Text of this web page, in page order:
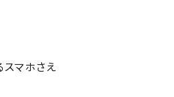
マホさえ